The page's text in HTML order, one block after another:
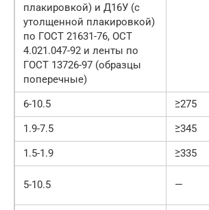
плакировкой) и Д16У (с
утолщенной плакировкой)
по ГОСТ 21631-76, ОСТ
4.021.047-92 и ленты по
ГОСТ 13726-97 (образцы
поперечные)
6-10.5
≥275
1.9-7.5
≥345
1.5-1.9
≥335
5-10.5 —